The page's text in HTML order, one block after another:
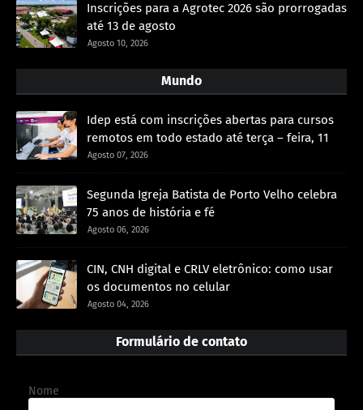
Inscrições para a Agrotec 2026 são prorrogadas
até 13 de agosto
Agosto 10, 2026
Mundo
Idep está com inscrições abertas para cursos
remotos em todo estado até terça – feira, 11
Agosto 07, 2026
Segunda Igreja Batista de Porto Velho celebra
75 anos de história e fé
Agosto 06, 2026
CIN, CNH digital e CRLV eletrônico: como usar
os documentos no celular
Agosto 04, 2026
Formulário de contato
Nome